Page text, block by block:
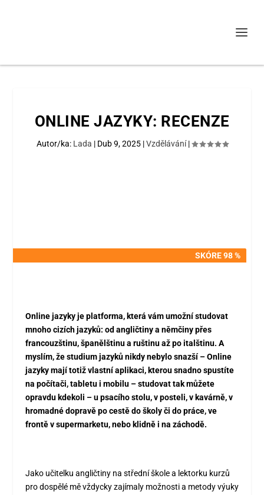
ONLINE JAZYKY: RECENZE
Autor/ka: Lada | Dub 9, 2025|Vzdělávání|
SKÓRE 98 %
SKÓRE 98 %
Online jazyky je platforma, která vám umožní studovat
mnoho cizích jazyků: od angličtiny a němčiny přes
francouzštinu, španělštinu a ruštinu až po italštinu. A
myslím, že studium jazyků nikdy nebylo snazší – Online
jazyky mají totiž vlastní aplikaci, kterou snadno spustíte
na počítači, tabletu i mobilu – studovat tak můžete
opravdu kdekoli – u psacího stolu, v posteli, v kavárně, v
hromadné dopravě po cestě do školy či do práce, ve
frontě v supermarketu, nebo klidně i na záchodě.
Jako učitelku angličtiny na střední škole a lektorku kurzů
pro dospělé mě vždycky zajímaly možnosti a metody výuky